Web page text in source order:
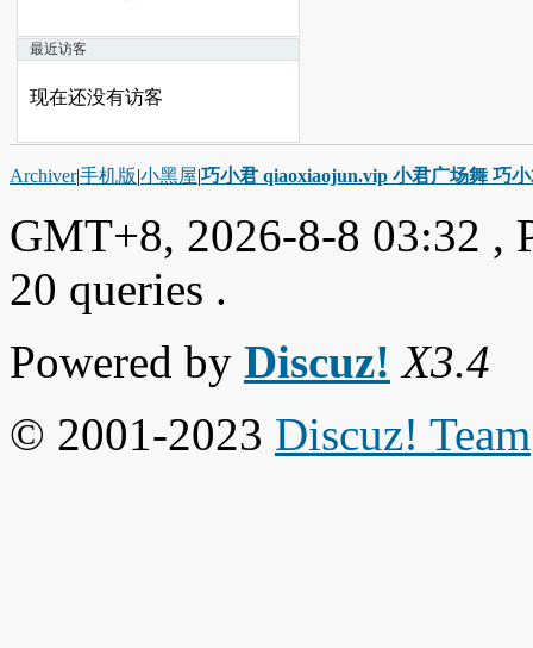
最近访客
现在还没有访客
Archiver|手机版|小黑屋|巧小君 qiaoxiaojun.vip 小君广场舞 巧
GMT+8, 2026-8-8 03:32 ,
20 queries .
Powered by Discuz! X3.4
© 2001-2023 Discuz! Team